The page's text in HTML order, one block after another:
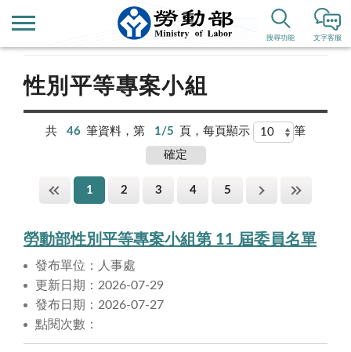
文字客服
搜尋功能
政府資訊公開 性別平等專區
性別平等專案小組
共 46 筆資料，第 1/5 頁，每頁顯示 筆
1 2 3 4 5
勞動部性別平等專案小組第 11 屆委員名單
發布單位：人事處
更新日期：2026-07-29
發布日期：2026-07-27
點閱次數：